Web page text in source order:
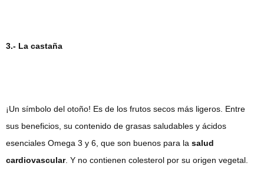
3.- La castaña
¡Un símbolo del otoño! Es de los frutos secos más ligeros. Entre
sus beneficios, su contenido de grasas saludables y ácidos
esenciales Omega 3 y 6, que son buenos para la salud
cardiovascular. Y no contienen colesterol por su origen vegetal.